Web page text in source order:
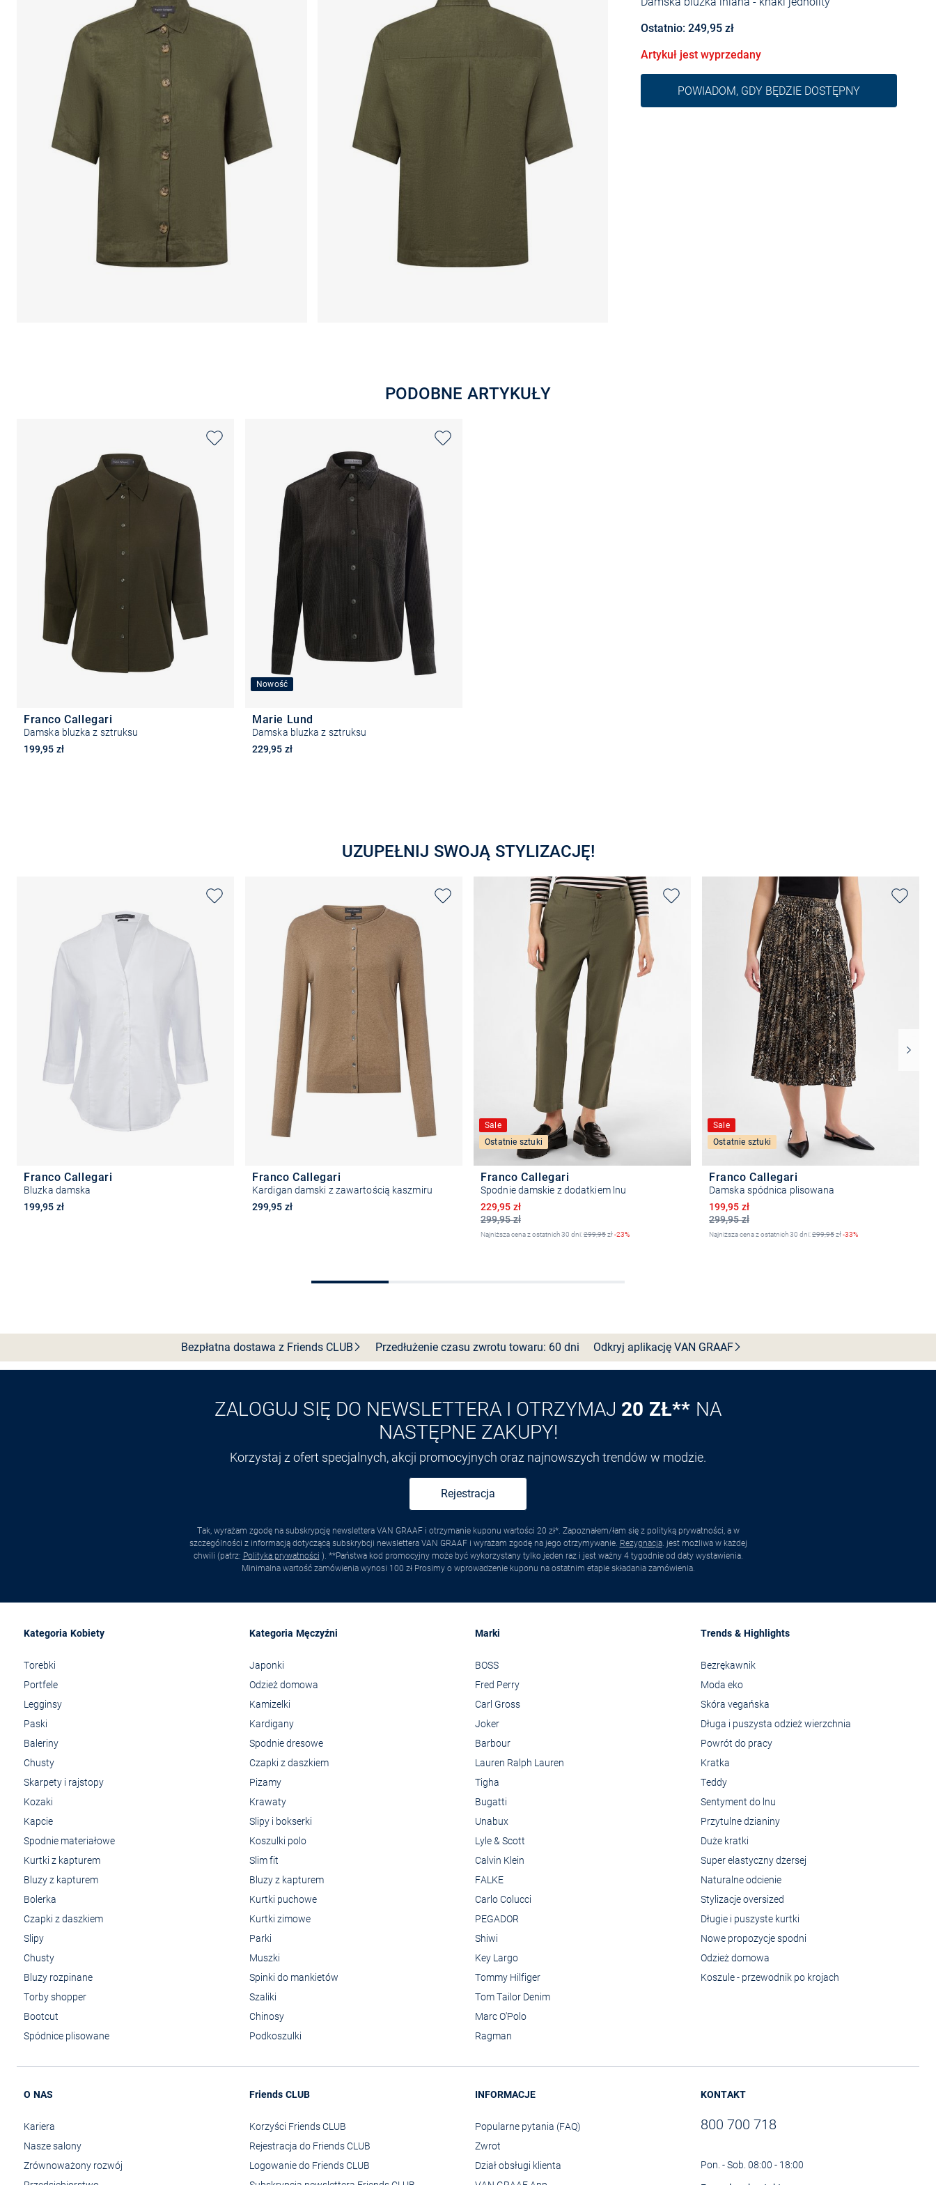
Ostatnio: 249,95 zł
Artykuł jest wyprzedany
POWIADOM, GDY BĘDZIE DOSTĘPNY
PODOBNE ARTYKUŁY
Franco Callegari
Damska bluzka z sztruksu
199,95 zł
Nowość
Marie Lund
Damska bluzka z sztruksu
229,95 zł
UZUPEŁNIJ SWOJĄ STYLIZACJĘ!
Franco Callegari
Bluzka damska
199,95 zł
Franco Callegari
Kardigan damski z zawartością kaszmiru
299,95 zł
Wybierz rozmiar
Sale
Ostatnie sztuki
Franco Callegari
Spodnie damskie z dodatkiem lnu
299,95 zł
Obniżona cena
229,95 zł
Najniższa cena z ostatnich 30 dni:299,95zł-23%
Sale
Ostatnie sztuki
Franco Callegari
Damska spódnica plisowana
299,95 zł
Obniżona cena
199,95 zł
Najniższa cena z ostatnich 30 dni:299,95zł-33%
Bezpłatna dostawa z FriendsCLUB Przedłużenie czasu zwrotu towaru: 60 dni Odkryj aplikację VAN GRAAF
ZALOGUJ SIĘ DO NEWSLETTERA I OTRZYMAJ 20 ZŁ** NA
NASTĘPNE ZAKUPY!
Korzystaj z ofert specjalnych, akcji promocyjnych oraz najnowszych trendów w modzie.
Rejestracja
Tak, wyrażam zgodę na subskrypcję newslettera VAN GRAAF i otrzymanie kuponu wartości 20 zł*. Zapoznałem/łam się z polityką prywatności, a w
szczególności z informacją dotyczącą subskrybcji newslettera VAN GRAAF i wyrażam zgodę na jego otrzymywanie. Rezygnacja. jest możliwa w każdej
chwili (patrz: Polityka prywatności ). **Państwa kod promocyjny może być wykorzystany tylko jeden raz i jest ważny 4 tygodnie od daty wystawienia.
Minimalna wartość zamówienia wynosi 100 zł Prosimy o wprowadzenie kuponu na ostatnim etapie składania zamówienia.
Kategoria Kobiety
Torebki
Portfele
Legginsy
Paski
Baleriny
Chusty
Skarpety i rajstopy
Kozaki
Kapcie
Spodnie materiałowe
Kurtki z kapturem
Bluzy z kapturem
Bolerka
Czapki z daszkiem
Slipy
Chusty
Bluzy rozpinane
Torby shopper
Bootcut
Spódnice plisowane
Kategoria Męczyźni
Japonki
Odzież domowa
Kamizelki
Kardigany
Spodnie dresowe
Czapki z daszkiem
Pizamy
Krawaty
Slipy i bokserki
Koszulki polo
Slim fit
Bluzy z kapturem
Kurtki puchowe
Kurtki zimowe
Parki
Muszki
Spinki do mankietów
Szaliki
Chinosy
Podkoszulki
Marki
BOSS
Fred Perry
Carl Gross
Joker
Barbour
Lauren Ralph Lauren
Tigha
Bugatti
Unabux
Lyle & Scott
Calvin Klein
FALKE
Carlo Colucci
PEGADOR
Shiwi
Key Largo
Tommy Hilfiger
Tom Tailor Denim
Marc O'Polo
Ragman
Trends & Highlights
Bezrękawnik
Moda eko
Skóra vegańska
Długa i puszysta odzież wierzchnia
Powrót do pracy
Kratka
Teddy
Sentyment do lnu
Przytulne dzianiny
Duże kratki
Super elastyczny dżersej
Naturalne odcienie
Stylizacje oversized
Długie i puszyste kurtki
Nowe propozycje spodni
Odzież domowa
Koszule - przewodnik po krojach
O NAS
Kariera
Nasze salony
Zrównoważony rozwój
Friends CLUB
Korzyści Friends CLUB
Rejestracja do Friends CLUB
Logowanie do Friends CLUB
INFORMACJE
Popularne pytania (FAQ)
Zwrot
Dział obsługi klienta
KONTAKT
800 700 718
Pon. - Sob. 08:00 - 18:00